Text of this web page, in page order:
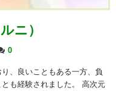
ニ）
0
、良いこともある一方、負
も経験されました。 高次元